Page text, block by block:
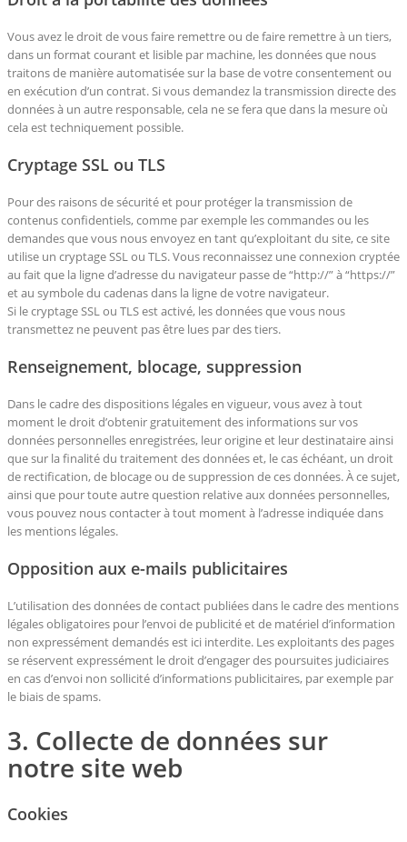
Vous avez le droit de vous faire remettre ou de faire remettre à un tiers,
dans un format courant et lisible par machine, les données que nous
traitons de manière automatisée sur la base de votre consentement ou
en exécution d’un contrat. Si vous demandez la transmission directe des
données à un autre responsable, cela ne se fera que dans la mesure où
cela est techniquement possible.
Cryptage SSL ou TLS
Pour des raisons de sécurité et pour protéger la transmission de
contenus confidentiels, comme par exemple les commandes ou les
demandes que vous nous envoyez en tant qu’exploitant du site, ce site
utilise un cryptage SSL ou TLS. Vous reconnaissez une connexion cryptée
au fait que la ligne d’adresse du navigateur passe de “http://” à “https://”
et au symbole du cadenas dans la ligne de votre navigateur.
Si le cryptage SSL ou TLS est activé, les données que vous nous
transmettez ne peuvent pas être lues par des tiers.
Renseignement, blocage, suppression
Dans le cadre des dispositions légales en vigueur, vous avez à tout
moment le droit d’obtenir gratuitement des informations sur vos
données personnelles enregistrées, leur origine et leur destinataire ainsi
que sur la finalité du traitement des données et, le cas échéant, un droit
de rectification, de blocage ou de suppression de ces données. À ce sujet,
ainsi que pour toute autre question relative aux données personnelles,
vous pouvez nous contacter à tout moment à l’adresse indiquée dans
les mentions légales.
Opposition aux e-mails publicitaires
L’utilisation des données de contact publiées dans le cadre des mentions
légales obligatoires pour l’envoi de publicité et de matériel d’information
non expressément demandés est ici interdite. Les exploitants des pages
se réservent expressément le droit d’engager des poursuites judiciaires
en cas d’envoi non sollicité d’informations publicitaires, par exemple par
le biais de spams.
3. Collecte de données sur
notre site web
Cookies